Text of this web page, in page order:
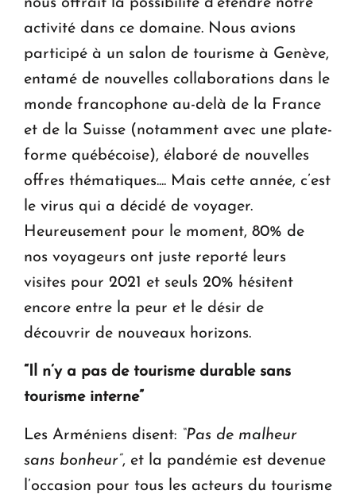
activité dans ce domaine. Nous avions
participé à un salon de tourisme à Genève,
entamé de nouvelles collaborations dans le
monde francophone au-delà de la France
et de la Suisse (notamment avec une plate-
forme québécoise), élaboré de nouvelles
offres thématiques.... Mais cette année, c’est
le virus qui a décidé de voyager.
Heureusement pour le moment, 80% de
nos voyageurs ont juste reporté leurs
visites pour 2021 et seuls 20% hésitent
encore entre la peur et le désir de
découvrir de nouveaux horizons.
“Il n’y a pas de tourisme durable sans
tourisme interne”
Les Arméniens disent: “Pas de malheur
sans bonheur”, et la pandémie est devenue
l’occasion pour tous les acteurs du tourisme